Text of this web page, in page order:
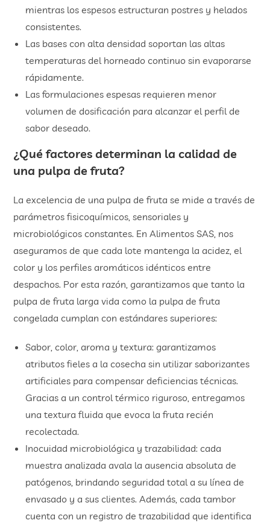
mientras los espesos estructuran postres y helados
consistentes.
Las bases con alta densidad soportan las altas
temperaturas del horneado continuo sin evaporarse
rápidamente.
Las formulaciones espesas requieren menor
volumen de dosificación para alcanzar el perfil de
sabor deseado.
¿Qué factores determinan la calidad de
una pulpa de fruta?
La excelencia de una pulpa de fruta se mide a través de
parámetros fisicoquímicos, sensoriales y
microbiológicos constantes. En Alimentos SAS, nos
aseguramos de que cada lote mantenga la acidez, el
color y los perfiles aromáticos idénticos entre
despachos. Por esta razón, garantizamos que tanto la
pulpa de fruta larga vida como la pulpa de fruta
congelada cumplan con estándares superiores:
Sabor, color, aroma y textura: garantizamos
atributos fieles a la cosecha sin utilizar saborizantes
artificiales para compensar deficiencias técnicas.
Gracias a un control térmico riguroso, entregamos
una textura fluida que evoca la fruta recién
recolectada.
Inocuidad microbiológica y trazabilidad: cada
muestra analizada avala la ausencia absoluta de
patógenos, brindando seguridad total a su línea de
envasado y a sus clientes. Además, cada tambor
cuenta con un registro de trazabilidad que identifica